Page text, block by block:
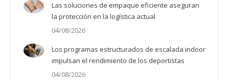
Las soluciones de empaque eficiente aseguran
la protección en la logística actual
04/08/2026
Los programas estructurados de escalada indoor
impulsan el rendimiento de los deportistas
04/08/2026